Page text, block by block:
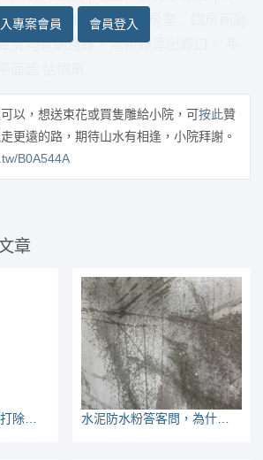
梯大樓│屋齡：新成屋│房室：四房兩廳
房均有網路線、電視線等出線口。 平
專案會員 會員登入
以，想送束花或買隻雕給小院，可按此贊
更遠的路，期待山水有相逢，小院拜謝。
B0A544A
章